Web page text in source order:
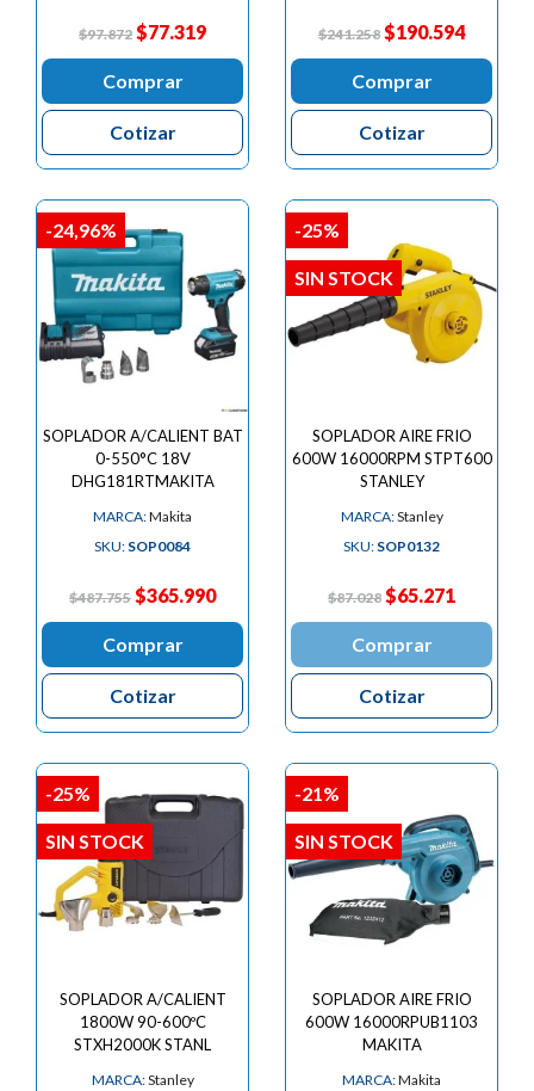
$97.872 $77.319
Comprar
Cotizar
$241.258 $190.594
Comprar
Cotizar
SOPLADOR A/CALIENT BAT
0-550°C 18V
DHG181RTMAKITA
MARCA:Makita
SKU: SOP0084
$487.755 $365.990
Comprar
Cotizar
-24,96%
SOPLADOR AIRE FRIO
600W 16000RPM STPT600
STANLEY
MARCA:Stanley
SKU: SOP0132
$87.028 $65.271
Comprar
Cotizar
-25%
SIN STOCK
SOPLADOR A/CALIENT
1800W 90-600ºC
STXH2000K STANL
MARCA:Stanley
-25%
SIN STOCK
SOPLADOR AIRE FRIO
600W 16000RPUB1103
MAKITA
MARCA:Makita
-21%
SIN STOCK